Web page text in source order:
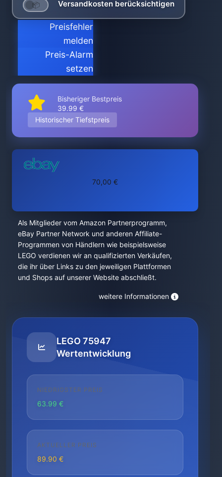
Versandkosten berücksichtigen
Preisfehler
melden
Preis-Alarm
setzen
Bisheriger Bestpreis
39.99 €
Historischer Tiefstpreis
70,00 €
Als Mitglieder vom Amazon Partnerprogramm,
eBay Partner Network und anderen Affiliate-
Programmen von Händlern wie beispielsweise
LEGO verdienen wir an qualifizierten Verkäufen,
die ihr über Links zu den jeweiligen Plattformen
und Shops auf unserer Website abschließt.
weitere Informationen
LEGO 75947
Wertentwicklung
NIEDRIGSTER PREIS
63.99 €
AKTUELLER PREIS
89.90 €